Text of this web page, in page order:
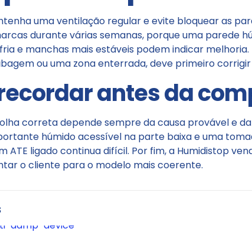
uma ventilação regular e evite bloquear as
durante várias semanas, porque uma parede
e manchas mais estáveis podem indicar
ou uma zona enterrada, deve primeiro
antes da
correta depende sempre da causa provável e
húmido acessível na parte baixa e uma
ATE ligado continua difícil. Por fim, a Humidistop
o cliente para o modelo mais coerente.